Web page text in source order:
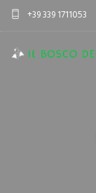
+39 339 1711053